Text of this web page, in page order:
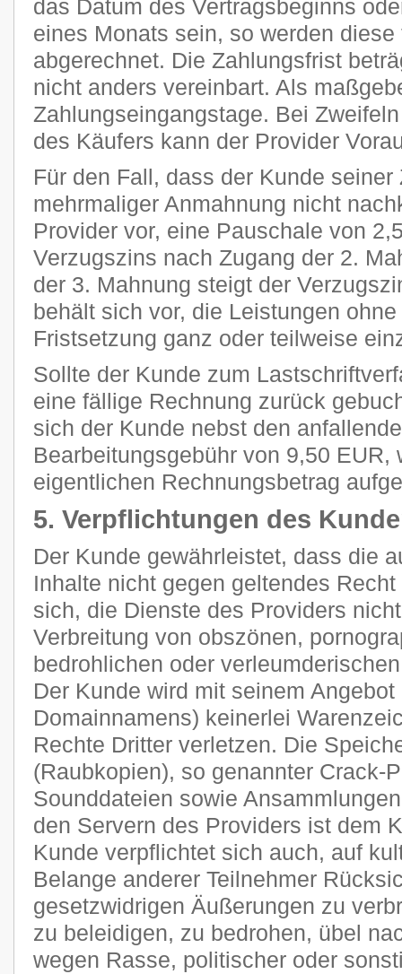
das Datum des Vertragsbeginns
eines Monats sein, so werden
abgerechnet. Die Zahlungsfrist
nicht anders vereinbart. Als
Zahlungseingangstage. Bei
des Käufers kann der Provider
Für den Fall, dass der Kunde
mehrmaliger Anmahnung nicht
Provider vor, eine Pauschale von
Verzugszins nach Zugang der 2.
der 3. Mahnung steigt der
behält sich vor, die Leistungen
Fristsetzung ganz oder teilweise
Sollte der Kunde zum
eine fällige Rechnung zurück
sich der Kunde nebst den
Bearbeitungsgebühr von 9,50 EUR,
eigentlichen Rechnungsbetrag
5. Verpflichtungen des
Der Kunde gewährleistet, dass die
Inhalte nicht gegen geltendes
sich, die Dienste des Providers
Verbreitung von obszönen,
bedrohlichen oder
Der Kunde wird mit seinem
Domainnamens) keinerlei
Rechte Dritter verletzen. Die
(Raubkopien), so genannter Crack-
Sounddateien sowie
den Servern des Providers ist dem
Kunde verpflichtet sich auch, auf
Belange anderer Teilnehmer
gesetzwidrigen Äußerungen zu
zu beleidigen, zu bedrohen, übel
wegen Rasse, politischer oder